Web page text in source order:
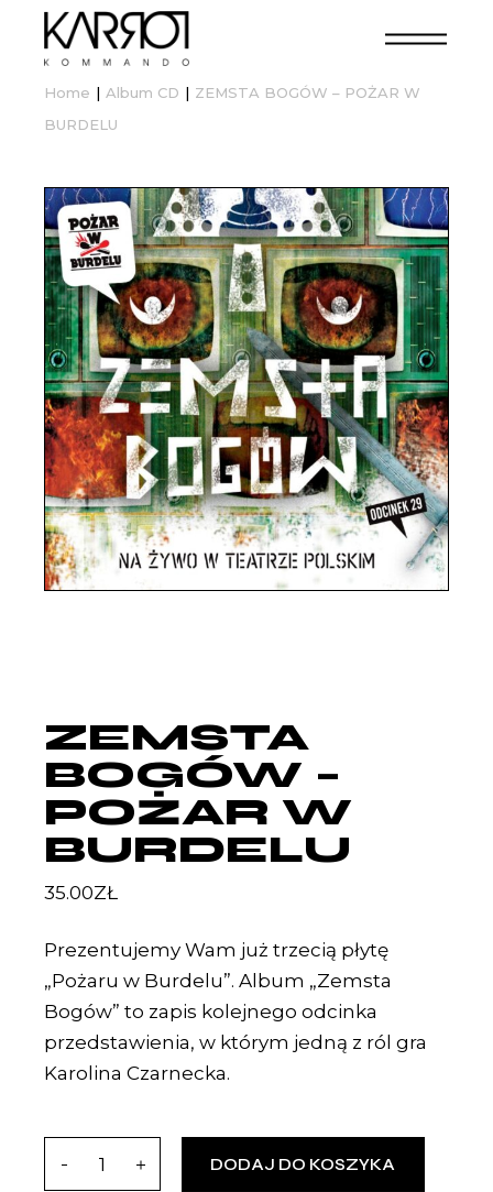
Home Album CD
ZEMSTA BOGÓW – POŻAR W
BURDELU
ZEMSTA
BOGÓW –
POŻAR W
BURDELU
35.00ZŁ
Prezentujemy Wam już trzecią płytę
„Pożaru w Burdelu”. Album „Zemsta
Bogów” to zapis kolejnego odcinka
przedstawienia, w którym jedną z ról gra
Karolina Czarnecka.
DODAJ DO KOSZYKA